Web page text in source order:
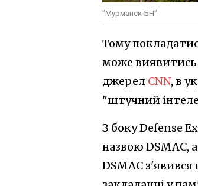
"Мурманск-БН"
Тому
може виявитись
джерел CNN, в
"штучний
З боку Defense
назвою DSMAC,
DSMAC з'явився